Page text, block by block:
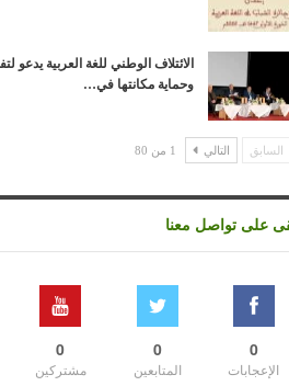
الائتلاف الوطني للغة العربية يدعو
وحماية مكانتها في…
السابق التالي 1 من 80
على تواصل معنا
0
الإعجابات
0
المتابعين
0
مشتركين